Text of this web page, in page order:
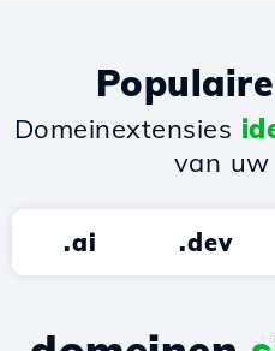
Domeinextensies
van uw
.ai .dev